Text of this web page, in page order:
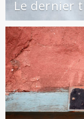
Le dernier